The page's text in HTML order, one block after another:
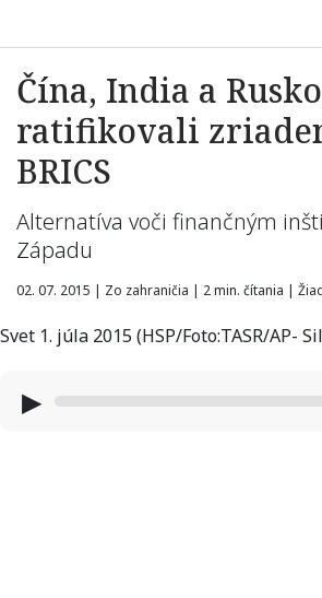
Čína, India a Rusko
ratifikovali
BRICS
Alternatíva voči finančným
Západu
02. 07. 2015 | Zo zahraničia | 2 min. čítania |
Svet 1. júla 2015 (HSP/Foto:TASR/AP-
▶